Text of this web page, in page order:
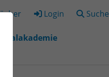
Login Suche
"Bildungsorte"